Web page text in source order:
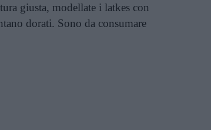
giusta, modellate i latkes con
dorati. Sono da consumare